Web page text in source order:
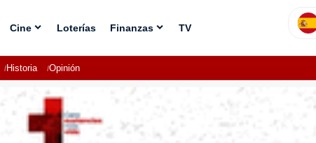
Cine Loterías Finanzas TV
Historia Opinión